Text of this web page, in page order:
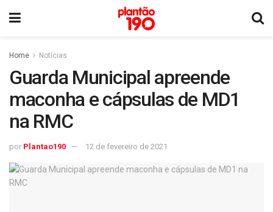
Home Notícias
Guarda Municipal apreende
maconha e cápsulas de MD1
na RMC
por Plantao190 12 de fevereiro de 2021